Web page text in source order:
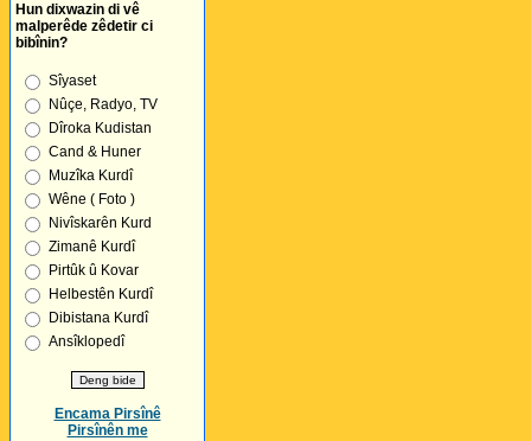
Hun dixwazin di vê
malperêde zêdetir ci
bibînin?
Sîyaset
Nûçe, Radyo, TV
Dîroka Kudistan
Cand & Huner
Muzîka Kurdî
Wêne ( Foto )
Nivîskarên Kurd
Zimanê Kurdî
Pirtûk û Kovar
Helbestên Kurdî
Dibistana Kurdî
Ansîklopedî
Encama Pirsînê
Pirsînên me